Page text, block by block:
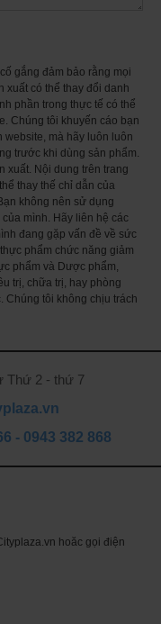
trình sinh lý bằng cách tăng
hạ thảo) cả cây 833mg
1000mg
vị tử) 500mg
Kidney Tonic 100 viên
tác dụng thay thế thuốc
vào cơ địa của từng
mặt trời trực tiếp.
gắng đảm bảo rằng mọi
xuất có thể thay đổi danh
phần trong thực tế có thể
Chúng tôi khuyến cáo bạn
mà hãy luôn luôn
trước khi dùng sản phẩm.
xuất. Nội dung trên trang
thay thế chỉ dẫn của
không nên sử dụng
mình. Hãy liên hệ các
đang gặp vấn đề về sức
phẩm chức năng giảm
phẩm và Dược phẩm,
trị, chữa trị, hay phòng
Chúng tôi không chịu trách
Thứ 2 - thứ 7
- 0943 382 868
hoăc gọi điện